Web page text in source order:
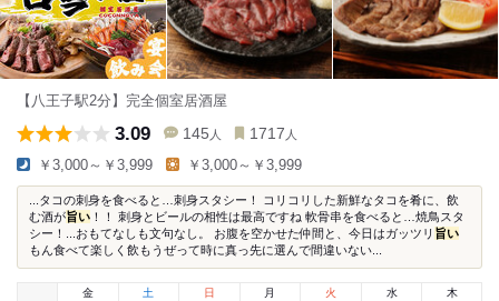
【八王子駅2分】完全個室居酒屋
3.09 145 人 1717 人
￥3,000～￥3,999 ￥3,000～￥3,999
...タコの刺身を食べると…刺身スタシー！ コリコリした新鮮なタコを肴に、飲
む酒が旨い ！！ 刺身とビールの相性は最高ですね 軟骨串を食べると…焼鳥スタ
シー！...おもてなしも文句なし。 お腹を空かせた仲間と、今日はガッツリ 旨い
もん食べて楽しく飲もうぜって時に真っ先に選んで間違いない...
金
土 日 月 火 水 木